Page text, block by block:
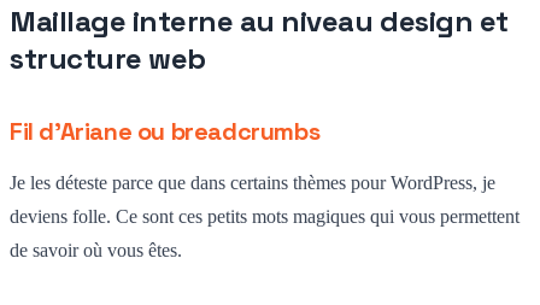
Maillage interne au niveau design et
structure web
Fil d'Ariane ou breadcrumbs
Je les déteste parce que dans certains thèmes pour WordPress, je
deviens folle. Ce sont ces petits mots magiques qui vous permettent
de savoir où vous êtes.